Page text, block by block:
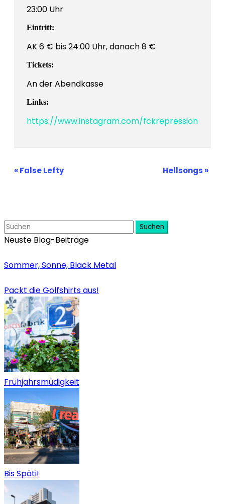
23:00 Uhr
Eintritt:
AK 6 € bis 24:00 Uhr, danach 8 €
Tickets:
An der Abendkasse
Links:
https://www.instagram.com/fckrepression
Veranstaltung-
«False Lefty Hellsongs »
Suchen
Neuste Blog-Beiträge
Sommer, Sonne, Black Metal
Packt die Golfshirts aus!
Frühjahrsmüdigkeit
Bis Späti!